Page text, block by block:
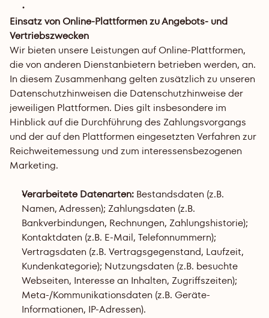
Einsatz von Online-Plattformen zu Angebots- und
Vertriebszwecken
Wir bieten unsere Leistungen auf Online-Plattformen,
die von anderen Dienstanbietern betrieben werden, an.
In diesem Zusammenhang gelten zusätzlich zu unseren
Datenschutzhinweisen die Datenschutzhinweise der
jeweiligen Plattformen. Dies gilt insbesondere im
Hinblick auf die Durchführung des Zahlungsvorgangs
und der auf den Plattformen eingesetzten Verfahren zur
Reichweitemessung und zum interessensbezogenen
Marketing.
Verarbeitete Datenarten: Bestandsdaten (z.B.
Namen, Adressen); Zahlungsdaten (z.B.
Bankverbindungen, Rechnungen, Zahlungshistorie);
Kontaktdaten (z.B. E-Mail, Telefonnummern);
Vertragsdaten (z.B. Vertragsgegenstand, Laufzeit,
Kundenkategorie); Nutzungsdaten (z.B. besuchte
Webseiten, Interesse an Inhalten, Zugriffszeiten);
Meta-/Kommunikationsdaten (z.B. Geräte-
Informationen, IP-Adressen).